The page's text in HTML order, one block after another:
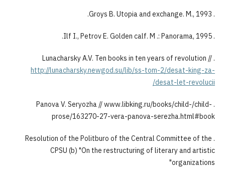
http://lunacharsky.newgod.su/lib/ss-tom-2/
. Panova V. Seryozha // www.libking.ru/
prose/163270-27-vera-panova-
. Resolution of the Politburo of the Central
CPSU (b) "On the restructuring of